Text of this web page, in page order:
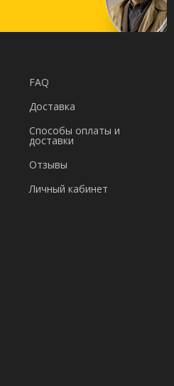
FAQ
Доставка
Способы оплаты и
доставки
Отзывы
Личный кабинет